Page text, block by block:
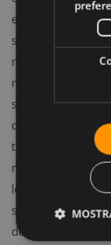
elevadas de
sobre la síntesis
media de 29,7
media de 70
series de 10
con 3 minutos de
tanto los
musculares
los sujetos
síntesis proteica
del